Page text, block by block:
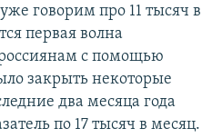
говорим про 11 тысяч в
первая волна
с помощью
закрыть некоторые
два месяца года
по 17 тысяч в месяц.